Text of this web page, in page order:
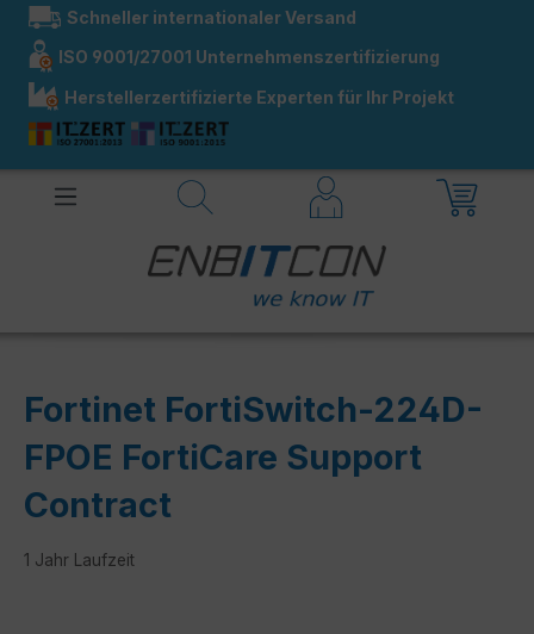
springen
Schneller internationaler Versand
ISO 9001/27001 Unternehmenszertifizierung
Herstellerzertifizierte Experten für Ihr Projekt
Fortinet FortiSwitch-224D-
FPOE FortiCare Support
Contract
1 Jahr Laufzeit